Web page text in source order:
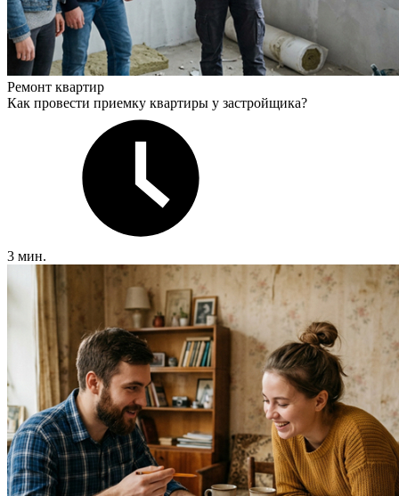
Ремонт квартир
Как провести приемку квартиры у застройщика?
3 мин.